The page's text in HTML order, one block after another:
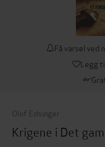
Få varsel ved
Legg
Olof Edsinger
Krigene i Det